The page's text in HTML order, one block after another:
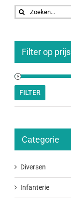
Zoeken
naar:
Filter op prijs
FILTER
Categorie
Diversen
Infanterie